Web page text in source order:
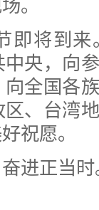
。
将到来
央，向
全国各
、台湾
祝愿。
进正当时